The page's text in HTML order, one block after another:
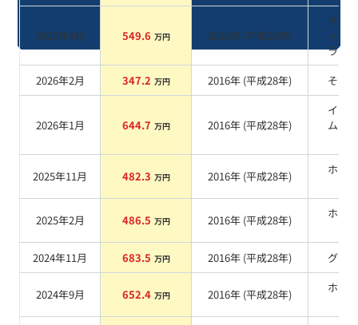
2026年4月 549.6 万円 2016年 (平成28年)
オブ
ィア
ラック
2026年2月
347.2 万円 2016年 (平成28年) その他
2026年1月 644.7 万円 2016年 (平成28年)
イリ
ムシ
2025年11月 482.3 万円 2016年 (平成28年)
ホワ
2025年2月 486.5 万円 2016年 (平成28年)
ホワ
2024年11月
683.5 万円 2016年 (平成28年) グレー
2024年9月 652.4 万円 2016年 (平成28年)
ホワ